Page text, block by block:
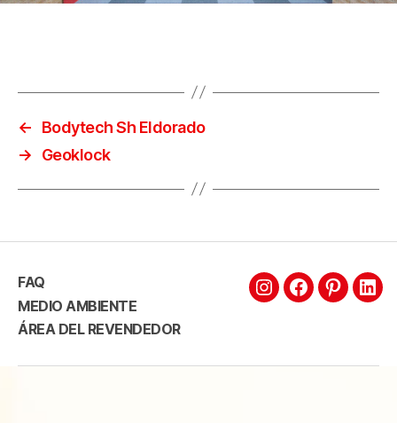
←
Bodytech Sh Eldorado
→
Geoklock
FAQ
MEDIO AMBIENTE
ÁREA DEL REVENDEDOR